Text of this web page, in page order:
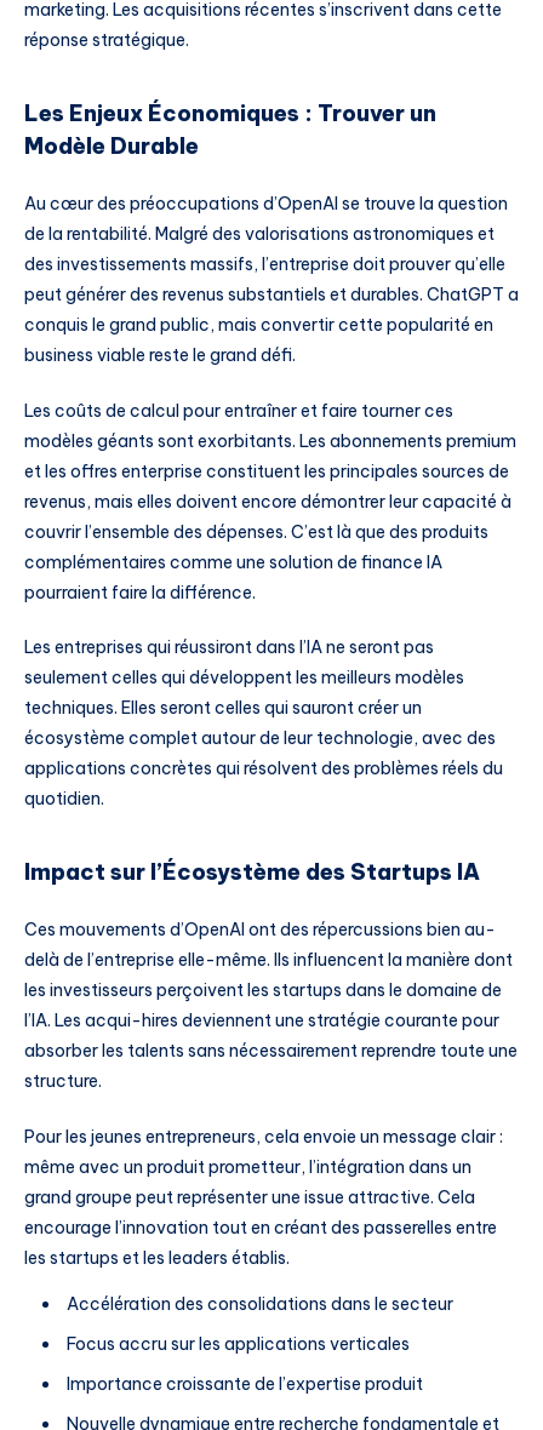
marketing. Les acquisitions récentes s’inscrivent dans cette
réponse stratégique.
Les Enjeux Économiques : Trouver un
Modèle Durable
Au cœur des préoccupations d’OpenAI se trouve la question
de la rentabilité. Malgré des valorisations astronomiques et
des investissements massifs, l’entreprise doit prouver qu’elle
peut générer des revenus substantiels et durables. ChatGPT a
conquis le grand public, mais convertir cette popularité en
business viable reste le grand défi.
Les coûts de calcul pour entraîner et faire tourner ces
modèles géants sont exorbitants. Les abonnements premium
et les offres enterprise constituent les principales sources de
revenus, mais elles doivent encore démontrer leur capacité à
couvrir l’ensemble des dépenses. C’est là que des produits
complémentaires comme une solution de finance IA
pourraient faire la différence.
Les entreprises qui réussiront dans l’IA ne seront pas
seulement celles qui développent les meilleurs modèles
techniques. Elles seront celles qui sauront créer un
écosystème complet autour de leur technologie, avec des
applications concrètes qui résolvent des problèmes réels du
quotidien.
Impact sur l’Écosystème des Startups IA
Ces mouvements d’OpenAI ont des répercussions bien au-
delà de l’entreprise elle-même. Ils influencent la manière dont
les investisseurs perçoivent les startups dans le domaine de
l’IA. Les acqui-hires deviennent une stratégie courante pour
absorber les talents sans nécessairement reprendre toute une
structure.
Pour les jeunes entrepreneurs, cela envoie un message clair :
même avec un produit prometteur, l’intégration dans un
grand groupe peut représenter une issue attractive. Cela
encourage l’innovation tout en créant des passerelles entre
les startups et les leaders établis.
Accélération des consolidations dans le secteur
Focus accru sur les applications verticales
Importance croissante de l’expertise produit
Nouvelle dynamique entre recherche fondamentale et